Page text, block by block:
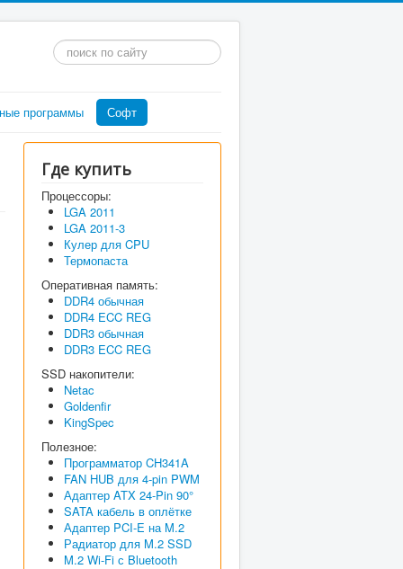
Искать...
программы Софт
Где купить
Процессоры:
LGA 2011
LGA 2011-3
Кулер для CPU
Термопаста
Оперативная память:
DDR4 обычная
DDR4 ECC REG
DDR3 обычная
DDR3 ECC REG
SSD накопители:
Netac
Goldenfir
KingSpec
Полезное:
Программатор CH341A
FAN HUB для 4-pin PWM
Адаптер ATX 24-Pin 90°
SATA кабель в оплётке
Адаптер PCI-E на M.2
Радиатор для M.2 SSD
M.2 Wi-Fi с Bluetooth